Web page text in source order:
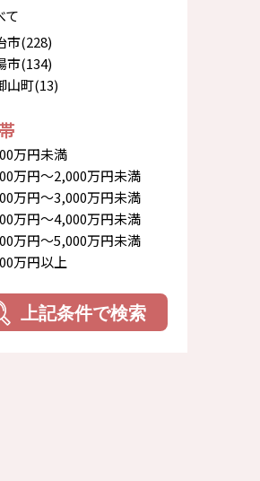
て
市(228)
市(134)
山町(13)
万円未満
万円〜2,000万円未満
万円〜3,000万円未満
万円〜4,000万円未満
万円〜5,000万円未満
万円以上
上記条件で検索